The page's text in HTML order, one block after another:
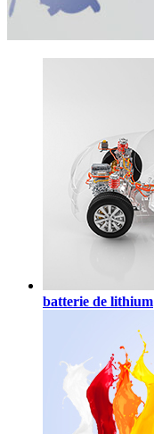
batterie de lithium